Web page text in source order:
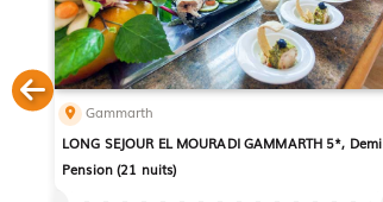
Gammarth
LONG SEJOUR EL MOURADI GAMMARTH 5*, Demi
Pension (21 nuits)